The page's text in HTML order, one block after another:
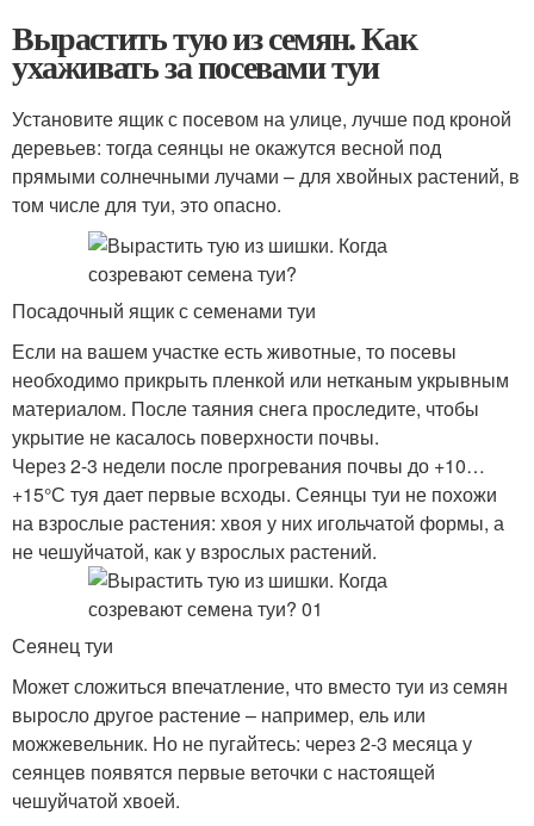
Вырастить тую из семян. Как
ухаживать за посевами туи
Установите ящик с посевом на улице, лучше под кроной
деревьев: тогда сеянцы не окажутся весной под
прямыми солнечными лучами – для хвойных растений, в
том числе для туи, это опасно.
Посадочный ящик с семенами туи
Если на вашем участке есть животные, то посевы
необходимо прикрыть пленкой или нетканым укрывным
материалом. После таяния снега проследите, чтобы
укрытие не касалось поверхности почвы.
Через 2-3 недели после прогревания почвы до +10…
+15°С туя дает первые всходы. Сеянцы туи не похожи
на взрослые растения: хвоя у них игольчатой формы, а
не чешуйчатой, как у взрослых растений.
Сеянец туи
Может сложиться впечатление, что вместо туи из семян
выросло другое растение – например, ель или
можжевельник. Но не пугайтесь: через 2-3 месяца у
сеянцев появятся первые веточки с настоящей
чешуйчатой хвоей.